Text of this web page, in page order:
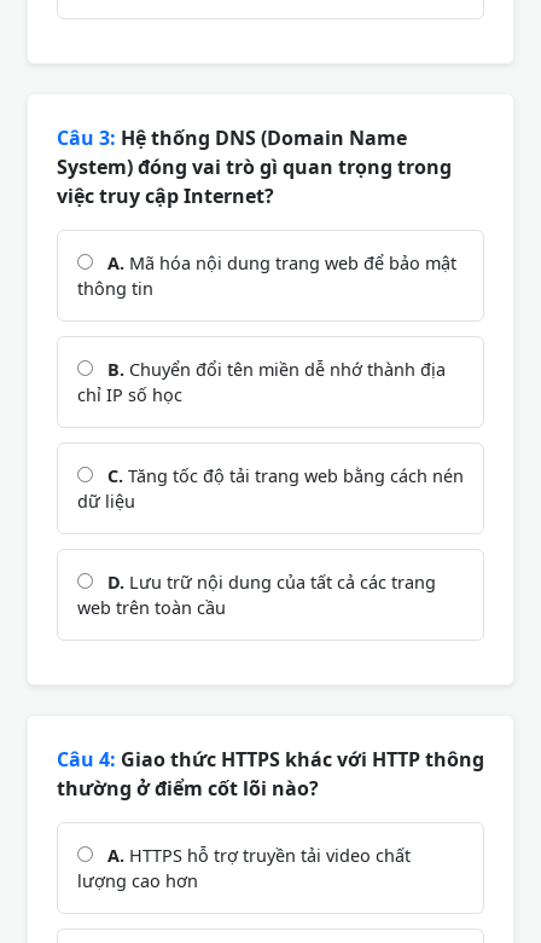
Câu 3: Hệ thống DNS (Domain Name
System) đóng vai trò gì quan trọng trong
việc truy cập Internet?
A. Mã hóa nội dung trang web để bảo mật
thông tin
B. Chuyển đổi tên miền dễ nhớ thành địa
chỉ IP số học
C. Tăng tốc độ tải trang web bằng cách nén
dữ liệu
D. Lưu trữ nội dung của tất cả các trang
web trên toàn cầu
Câu 4: Giao thức HTTPS khác với HTTP thông
thường ở điểm cốt lõi nào?
A. HTTPS hỗ trợ truyền tải video chất
lượng cao hơn